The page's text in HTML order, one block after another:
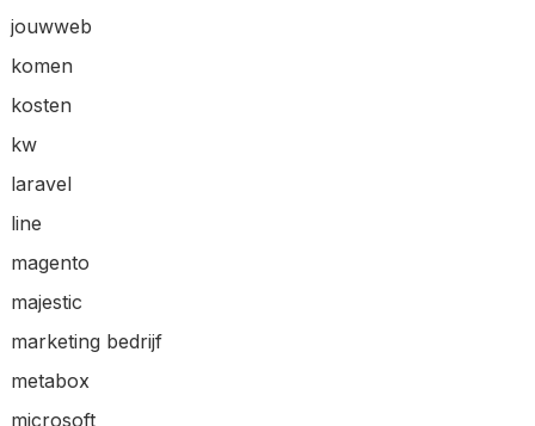
jouwweb
komen
kosten
kw
laravel
line
magento
majestic
marketing bedrijf
metabox
microsoft